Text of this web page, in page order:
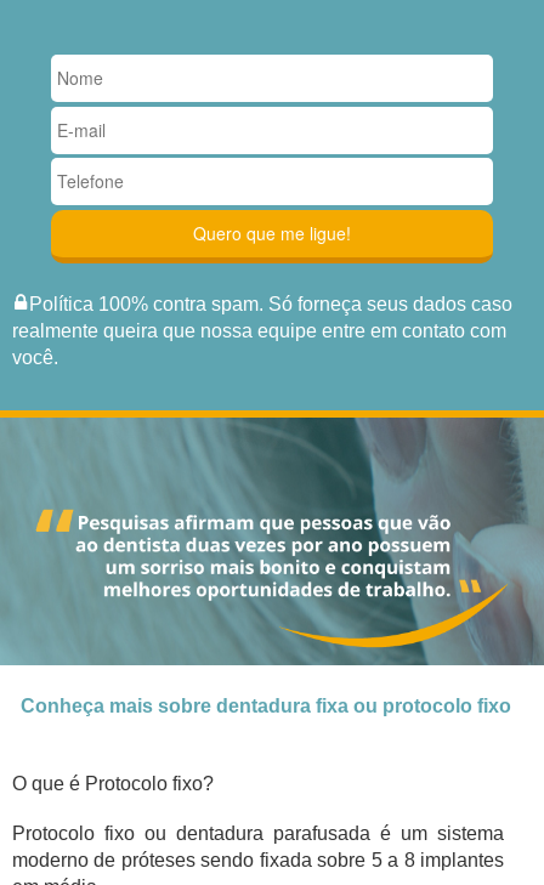
Política 100% contra spam. Só forneça seus dados caso
realmente queira que nossa equipe entre em contato com
você.
Conheça mais sobre dentadura fixa ou protocolo fixo
O que é Protocolo fixo?
Protocolo fixo ou dentadura parafusada é um sistema
moderno de próteses sendo fixada sobre 5 a 8 implantes